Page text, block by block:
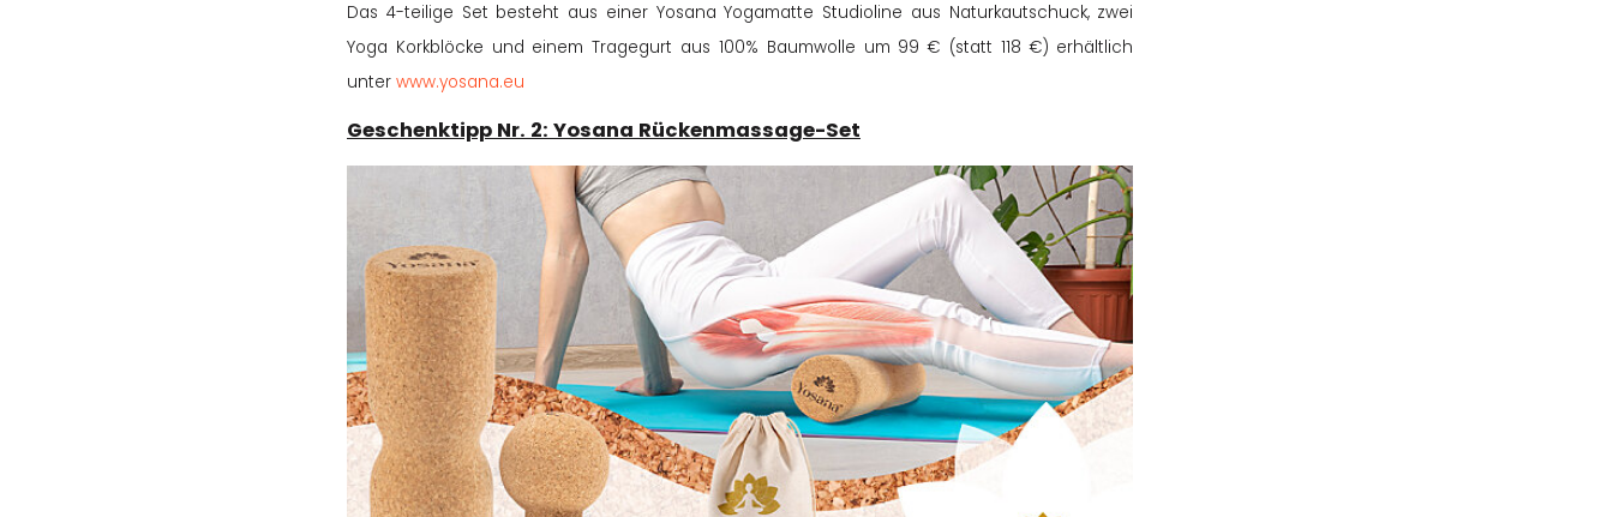
Das 4-teilige Set besteht aus einer Yosana Yogamatte Studioline aus Naturkautschuck, zwei
Yoga Korkblöcke und einem Tragegurt aus 100% Baumwolle um 99 € (statt 118 €) erhältlich
unter www.yosana.eu
Geschenktipp Nr. 2: Yosana Rückenmassage-Set